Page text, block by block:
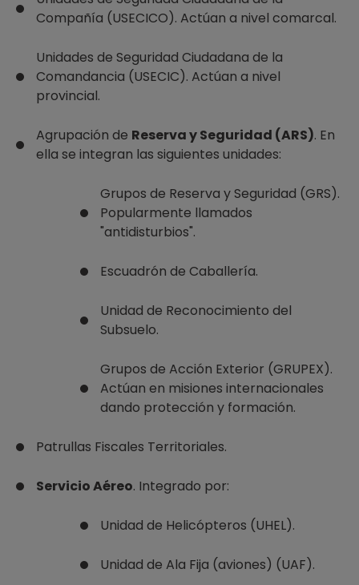
Compañía (USECICO). Actúan a nivel comarcal.
Unidades de Seguridad Ciudadana de la
Comandancia (USECIC). Actúan a nivel
provincial.
Agrupación de Reserva y Seguridad (ARS). En
ella se integran las siguientes unidades:
Grupos de Reserva y Seguridad (GRS).
Popularmente llamados
"antidisturbios".
Escuadrón de Caballería.
Unidad de Reconocimiento del
Subsuelo.
Grupos de Acción Exterior (GRUPEX).
Actúan en misiones internacionales
dando protección y formación.
Patrullas Fiscales Territoriales.
Servicio Aéreo. Integrado por:
Unidad de Helicópteros (UHEL).
Unidad de Ala Fija (aviones) (UAF).